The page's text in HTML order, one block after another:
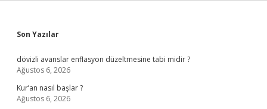
Sidebar
Son Yazılar
dövizli avanslar enflasyon düzeltmesine tabi midir ?
Ağustos 6, 2026
Kur’an nasıl başlar ?
Ağustos 6, 2026